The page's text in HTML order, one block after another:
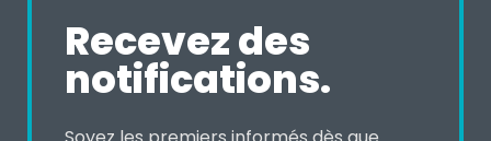
Recevez des
notifications.